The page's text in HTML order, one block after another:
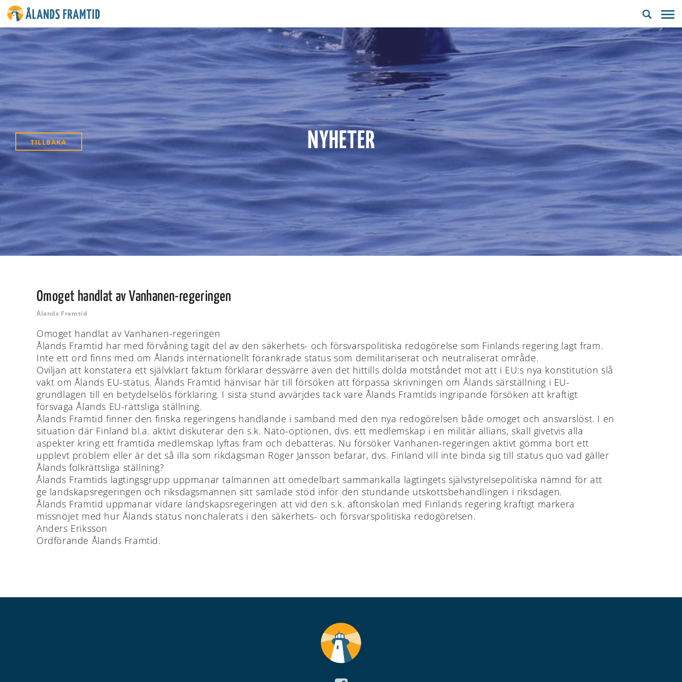
TILLBAKA NYHETER
Omoget handlat av Vanhanen-regeringen
Ålands Framtid
Omoget handlat av Vanhanen-regeringen
Ålands Framtid har med förvåning tagit del av den säkerhets- och försvarspolitiska redogörelse som Finlands regering lagt fram.
Inte ett ord finns med om Ålands internationellt förankrade status som demilitariserat och neutraliserat område.
Oviljan att konstatera ett självklart faktum förklarar dessvärre även det hittills dolda motståndet mot att i EU:s nya konstitution slå
vakt om Ålands EU-status. Ålands Framtid hänvisar här till försöken att förpassa skrivningen om Ålands särställning i EU-
grundlagen till en betydelselös förklaring. I sista stund avvärjdes tack vare Ålands Framtids ingripande försöken att kraftigt
försvaga Ålands EU-rättsliga ställning.
Ålands Framtid finner den finska regeringens handlande i samband med den nya redogörelsen både omoget och ansvarslöst. I en
situation där Finland bl.a. aktivt diskuterar den s.k. Nato-optionen, dvs. ett medlemskap i en militär allians, skall givetvis alla
aspekter kring ett framtida medlemskap lyftas fram och debatteras. Nu försöker Vanhanen-regeringen aktivt gömma bort ett
upplevt problem eller är det så illa som rikdagsman Roger Jansson befarar, dvs. Finland vill inte binda sig till status quo vad gäller
Ålands folkrättsliga ställning?
Ålands Framtids lagtingsgrupp uppmanar talmannen att omedelbart sammankalla lagtingets självstyrelsepolitiska nämnd för att
ge landskapsregeringen och riksdagsmannen sitt samlade stöd inför den stundande utskottsbehandlingen i riksdagen.
Ålands Framtid uppmanar vidare landskapsregeringen att vid den s.k. aftonskolan med Finlands regering kraftigt markera
missnöjet med hur Ålands status nonchalerats i den säkerhets- och försvarspolitiska redogörelsen.
Anders Eriksson
Ordförande Ålands Framtid.